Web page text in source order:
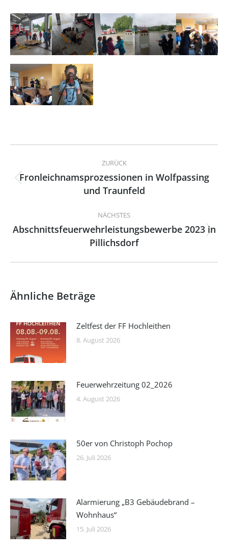
Kommentarnavigation
ZURÜCK
Vorheriger
Beitrag:
Fronleichnamsprozessionen in Wolfpassing
und Traunfeld
NÄCHSTES
Nächster
Beitrag:
Abschnittsfeuerwehrleistungsbewerbe 2023 in
Pillichsdorf
Ähnliche Beträge
Zeltfest der FF Hochleithen
8. August 2026
Feuerwehrzeitung 02_2026
4. August 2026
50er von Christoph Pochop
26. Juli 2026
Alarmierung „B3 Gebäudebrand –
Wohnhaus“
15. Juli 2026